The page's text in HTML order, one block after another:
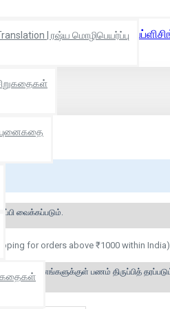
| ரஷ்ய மொழிபெயர்ப்பு
கதைகள்
Publishing House | மஞ்சுள்
வைக்கப்படும்.
for orders above ₹1000 within India)
10 தினங்களுக்குள் பணம் திருப்பித்